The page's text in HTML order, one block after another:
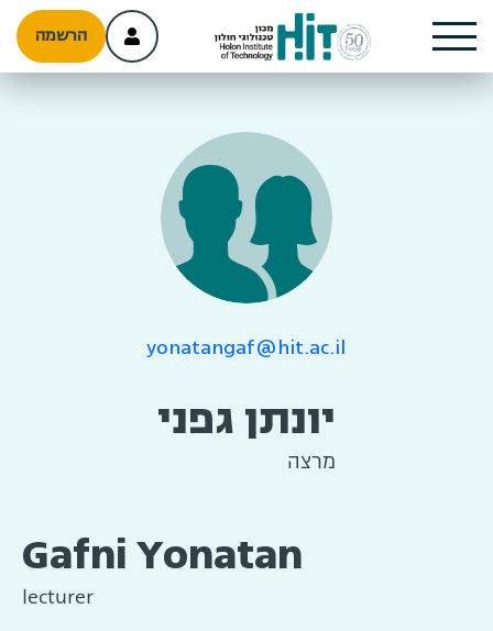
הרשמה
yonatangaf@hit.ac.il
יונתן גפני
מרצה
Gafni Yonatan
lecturer